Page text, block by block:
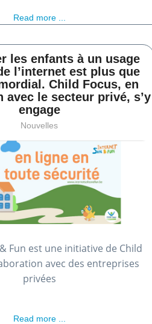
Read more ...
les enfants à un usage
l’internet est plus que
Child Focus, en
avec le secteur privé, s’y
engage
Nouvelles
Fun est une initiative de Child
avec des entreprises
privées
Read more ...